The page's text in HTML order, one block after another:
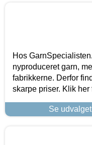
Hos
nyproduceret garn,
fabrikkerne. Derfor
skarpe priser. Klik
Se